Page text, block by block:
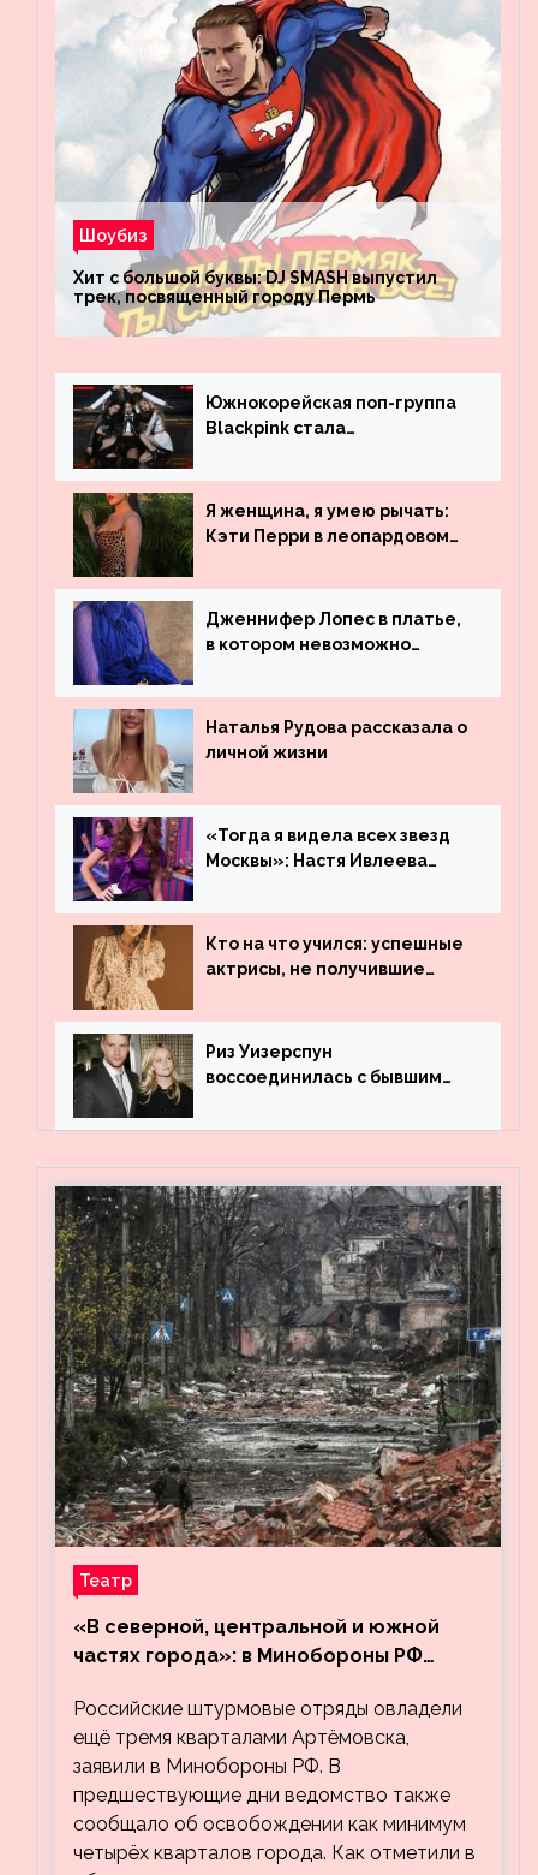
Шоубиз
Хит с большой буквы: DJ SMASH выпустил
трек, посвященный городу Пермь
Южнокорейская поп-группа
Blackpink стала
просмотрам на YouTube. Они
обогнали даже Джастина
Бибера
Я женщина, я умею рычать:
Кэти Перри в леопардовом
Дженнифер Лопес в платье,
в котором невозможно
Наталья Рудова рассказала о
личной жизни
«Тогда я видела всех звезд
Москвы»: Настя Ивлеева
популярности и выложила
архивные фото
Кто на что учился: успешные
актрисы, не получившие
Риз Уизерспун
воссоединилась с бывшим
Театр
«В северной, центральной и южной
частях города»: в Минобороны РФ
кварталов Артёмовска
Российские штурмовые отряды овладели
ещё тремя кварталами Артёмовска,
заявили в Минобороны РФ. В
предшествующие дни ведомство также
сообщало об освобождении как минимум
четырёх кварталов города. Как отметили в